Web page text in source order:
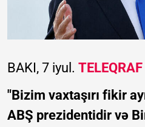
BAKI, 7 iyul. TELEQRAF
"Bizim vaxtaşırı fikir
ABŞ prezidentidir və